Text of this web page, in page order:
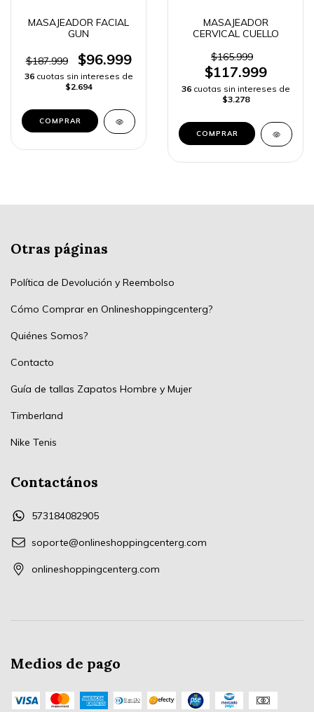
MASAJEADOR FACIAL
GUN
$187.999 $96.999
36 cuotas sin intereses de
$2.694
COMPRAR
MASAJEADOR
CERVICAL CUELLO
$165.999
$117.999
36 cuotas sin intereses de
$3.278
Otras páginas
Política de Devolución y Reembolso
Cómo Comprar en Onlineshoppingcenterg?
Quiénes Somos?
Contacto
Guía de tallas Zapatos Hombre y Mujer
Timberland
Nike Tenis
Contactános
573184082905
soporte@onlineshoppingcenterg.com
onlineshoppingcenterg.com
Medios de pago